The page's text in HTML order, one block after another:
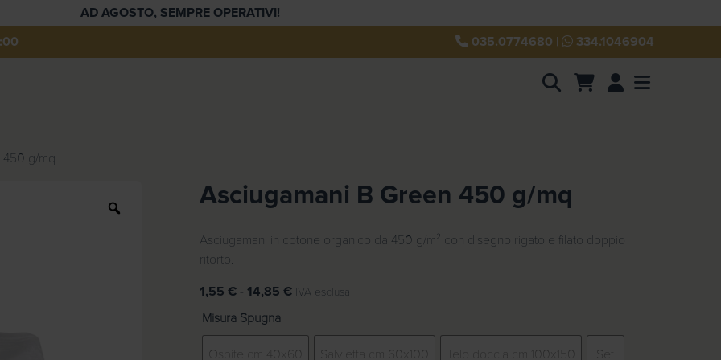
AD AGOSTO, SEMPRE OPERATIVI!
035.0774680 | 334.1046904
AccountMenu
450 g/mq
Asciugamani B Green 450 g/mq
Asciugamani in cotone organico da 450 g/m² con disegno rigato e filato doppio
ritorto.
1,55 € - 14,85 €F
c
IVA esclusa
Misura Spugna
Ospite cm 40x60 Salvietta cm 60x100 Telo doccia cm 100x150 Set